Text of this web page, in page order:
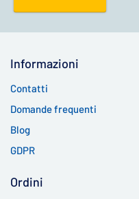
Informazioni
Contatti
Domande frequenti
Blog
GDPR
Ordini